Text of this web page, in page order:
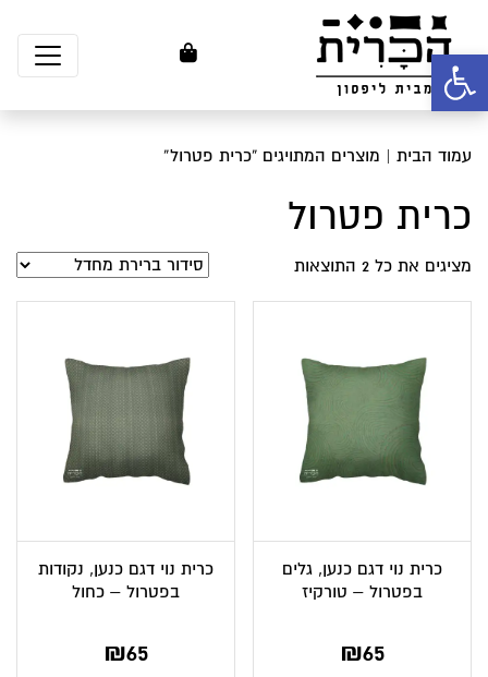
פתח סרגל נגישות
עמוד הבית | מוצרים המתויגים “כרית פטרול”
כרית פטרול
מציגים את כל ⁦2⁩ התוצאות
כרית נוי דגם כנען, גלים
בפטרול – טורקיז
₪65
כרית נוי דגם כנען, נקודות
בפטרול – כחול
₪65